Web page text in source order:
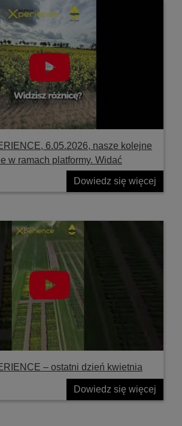
6.05.2026, nasze kolejne
w ramach platformy. Widać
Dowiedz się więcej
– ostatni dzień kwietnia
Dowiedz się więcej